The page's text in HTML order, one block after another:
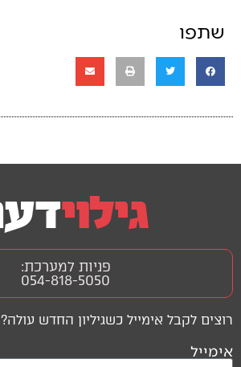
שתפו
רוצים לקבל אימייל כשגיליון החדש עולה?
אימייל
פניות למערכת:
054-818-5050